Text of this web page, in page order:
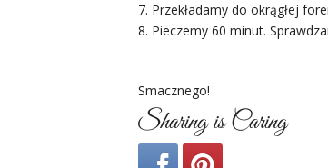
7. Przekładamy do okrągłej
8. Pieczemy 60 minut.
Smacznego!
Sharing is Caring